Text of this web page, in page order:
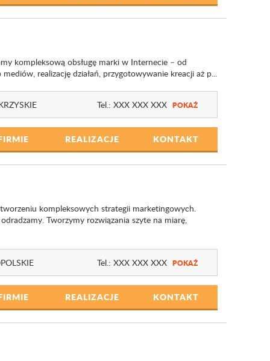
kompleksową obsługę marki w Internecie – od
realizację działań, przygotowywanie kreacji aż p...
Tel.: XXX XXX XXX POKAŻ
REALIZACJE KONTAKT
kompleksowych strategii marketingowych.
Tworzymy rozwiązania szyte na miarę,
Tel.: XXX XXX XXX POKAŻ
REALIZACJE KONTAKT